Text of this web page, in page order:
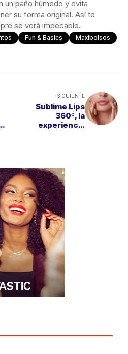
un paño húmedo y evita
su forma original. Así te
se verá impecable.
Fun & Basics
Maxibolsos
SIGUIENTE
Sublime Lips
360º, la
experiencia